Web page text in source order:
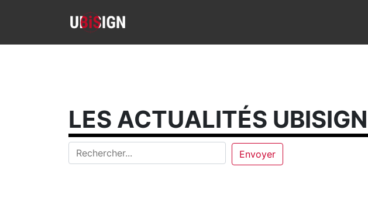
LES ACTUALITÉS UBISIGN